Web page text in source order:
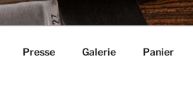
Presse Galerie Panier